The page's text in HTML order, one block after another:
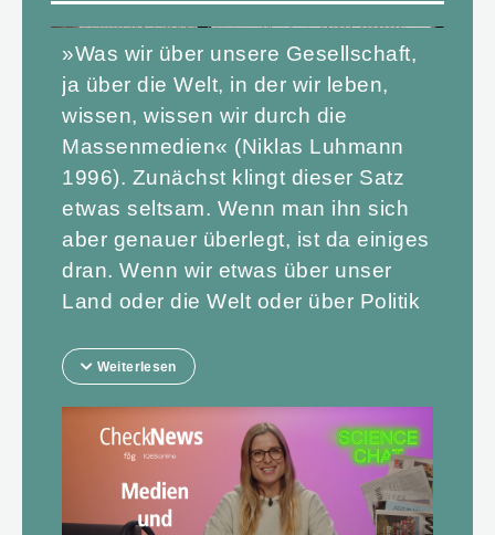
»Was wir über unsere Gesellschaft,
ja über die Welt, in der wir leben,
wissen, wissen wir durch die
Massenmedien« (Niklas Luhmann
1996). Zunächst klingt dieser Satz
etwas seltsam. Wenn man ihn sich
aber genauer überlegt, ist da einiges
dran. Wenn wir etwas über unser
Land oder die Welt oder über Politik
schauen wir fast immer in die
unserer Familie oder Freunden über
solche Dinge. Aber die haben ihre
Informationen auch fast immer aus
den Medien. Medien sind also die
Weiterlesen